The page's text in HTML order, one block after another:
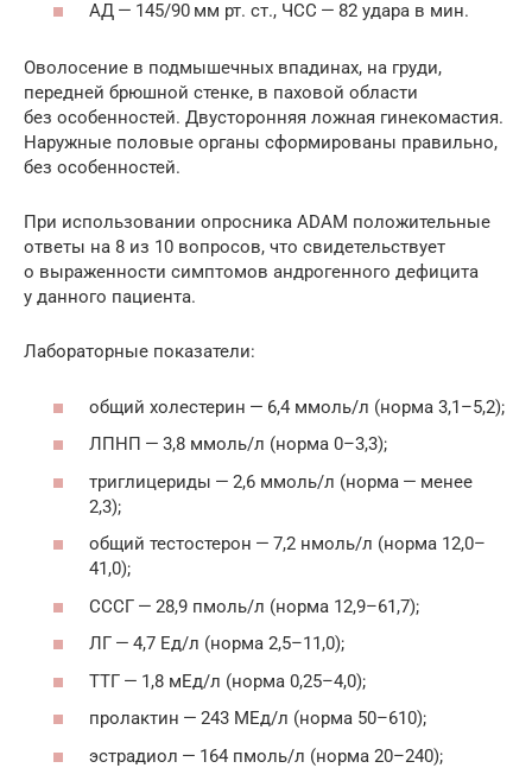
АД — 145/90 мм рт. ст., ЧСС — 82 удара в ­мин.
Оволосение в подмышечных впадинах, на груди,
передней брюшной стенке, в паховой области
без особенностей. Двусторонняя ложная гинекомастия.
Наружные половые органы сформированы правильно,
без ­особенностей.
При использовании опросника ADAM положительные
ответы на 8 из 10 вопросов, что свидетельствует
о выраженности симптомов андрогенного дефицита
у данного ­пациента.
Лабораторные ­показатели:
общий холестерин — 6,4 ммоль/л (норма 3,1–5,2);
ЛПНП — 3,8 ммоль/л (норма 0–3,3);
триглицериды — 2,6 ммоль/л (норма — менее
2,3);
общий тестостерон — 7,2 нмоль/л (норма 12,0–
41,0);
СССГ — 28,9 пмоль/л (норма 12,9–61,7);
ЛГ — 4,7 Ед/л (норма 2,5–11,0);
ТТГ — 1,8 мЕд/л (норма 0,25–4,0);
пролактин — 243 МЕд/л (норма 50–610);
эстрадиол — 164 пмоль/л (норма 20–240);